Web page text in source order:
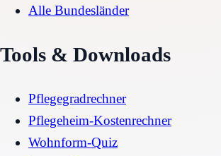
Alle Bundesländer
Tools & Downloads
Pflegegradrechner
Pflegeheim-Kostenrechner
Wohnform-Quiz